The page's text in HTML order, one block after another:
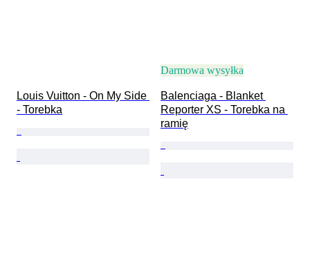
Louis Vuitton - On My Side
- Torebka
Darmowa wysyłka
Balenciaga - Blanket
Reporter XS - Torebka na
ramię